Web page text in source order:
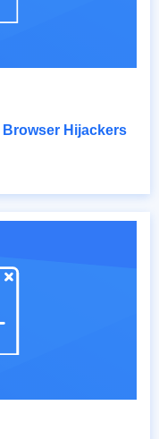
Browser Hijackers